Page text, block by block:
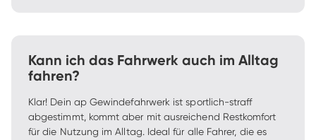
Kann ich das Fahrwerk auch im Alltag
fahren?
Klar! Dein ap Gewindefahrwerk ist sportlich-straff
abgestimmt, kommt aber mit ausreichend Restkomfort
für die Nutzung im Alltag. Ideal für alle Fahrer, die es